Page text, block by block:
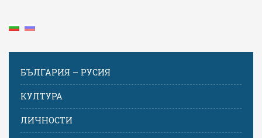
БЪЛГАРИЯ – РУСИЯ
КУЛТУРА
ЛИЧНОСТИ